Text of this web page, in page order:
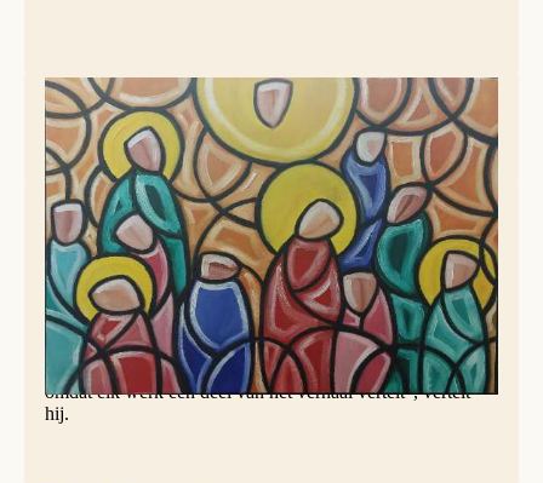
© Dominicanen van België en Nederland
Francis Akkara OP (36 jaar), afkomstig uit Trichur in de
deelstaat Kerala (India), is prior van zijn klooster en
studeert tevens aan de Academie voor Schone Kunsten in
Antwerpen. Deze korte tentoonstelling toont de
ontwikkeling van zijn artistieke loopbaan. “Sommige
werken begonnen als eenvoudige studies op karton, andere
groeiden uit tot schilderijen op doek. Enkele zijn meer
geslaagd dan andere, maar ze horen hier allemaal thuis
omdat elk werk een deel van het verhaal vertelt", vertelt
hij.